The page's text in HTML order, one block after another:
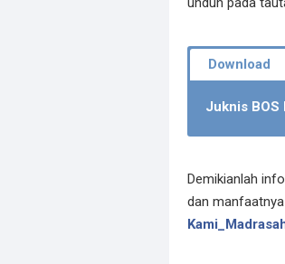
Juknis BOS
Demikianlah
dan